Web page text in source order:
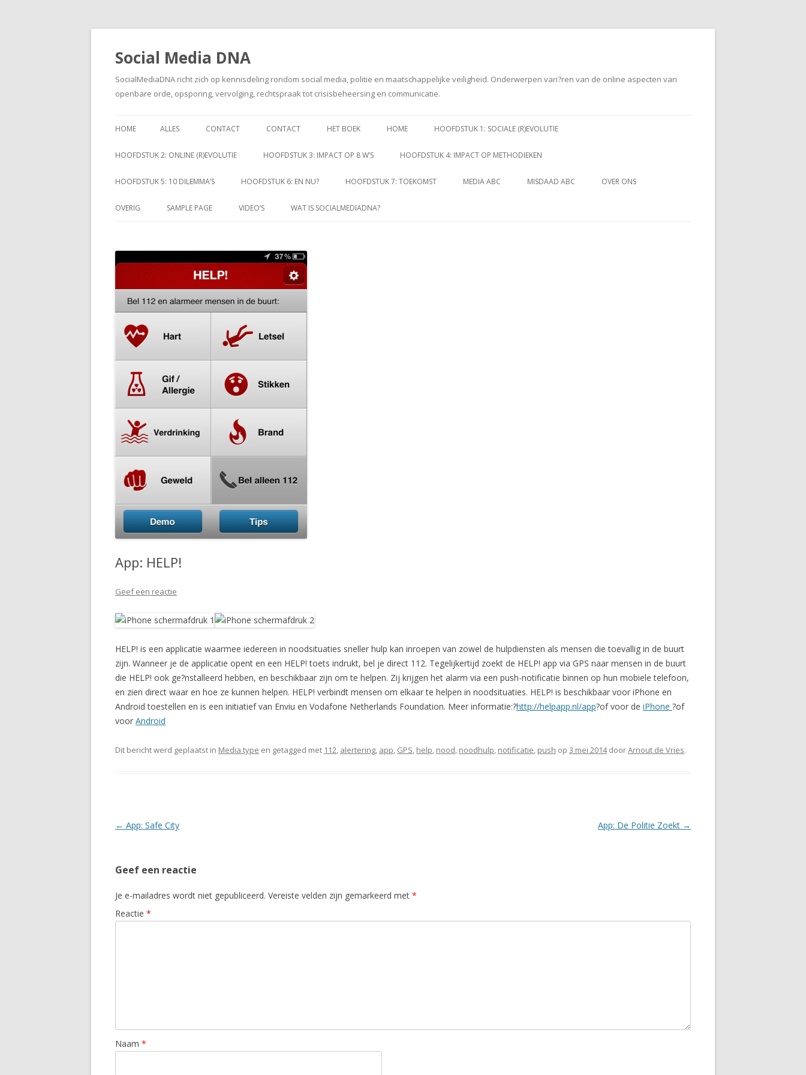
Social Media DNA
SocialMediaDNA richt zich op kennisdeling rondom social media, politie en maatschappelijke veiligheid. Onderwerpen vari?ren van de online aspecten van
openbare orde, opsporing, vervolging, rechtspraak tot crisisbeheersing en communicatie.
naar
HOME ALLES CONTACT CONTACT HET BOEK HOME HOOFDSTUK 1: SOCIALE (R)EVOLUTIE
HOOFDSTUK 2: ONLINE (R)EVOLUTIE HOOFDSTUK 3: IMPACT OP 8 W’S HOOFDSTUK 4: IMPACT OP METHODIEKEN
HOOFDSTUK 5: 10 DILEMMA’S HOOFDSTUK 6: EN NU? HOOFDSTUK 7: TOEKOMST MEDIA ABC MISDAAD ABC OVER ONS
OVERIG SAMPLE PAGE VIDEO’S WAT IS SOCIALMEDIADNA?
App: HELP!
Geef een reactie
HELP! is een applicatie waarmee iedereen in noodsituaties sneller hulp kan inroepen van zowel de hulpdiensten als mensen die toevallig in de buurt
zijn. Wanneer je de applicatie opent en een HELP! toets indrukt, bel je direct 112. Tegelijkertijd zoekt de HELP! app via GPS naar mensen in de buurt
die HELP! ook ge?nstalleerd hebben, en beschikbaar zijn om te helpen. Zij krijgen het alarm via een push-notificatie binnen op hun mobiele telefoon,
en zien direct waar en hoe ze kunnen helpen. HELP! verbindt mensen om elkaar te helpen in noodsituaties. HELP! is beschikbaar voor iPhone en
Android toestellen en is een initiatief van Enviu en Vodafone Netherlands Foundation. Meer informatie:?http://helpapp.nl/app?of voor de iPhone ?of
voor Android
Dit bericht werd geplaatst in Media type en getagged met 112, alertering, app, GPS, help, nood, noodhulp, notificatie, push op 3 mei 2014doorArnout de Vries.
Berichtnavigatie
← App: Safe City App: De Politie Zoekt →
Geef een reactie
Je e-mailadres wordt niet gepubliceerd. Vereiste velden zijn gemarkeerd met *
Reactie *
Naam *